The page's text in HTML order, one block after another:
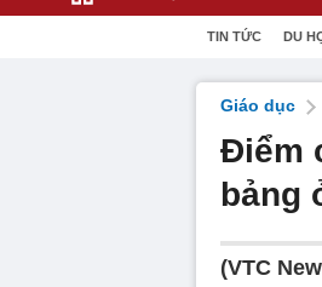
TIN TỨC DU
Giáo dục
Điểm
bảng
(VTC